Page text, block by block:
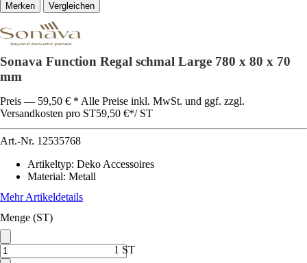
Vergleichen
Sonava Function Regal schmal Large 780 x 80 x 70
mm
Preis — 59,50 € * Alle Preise inkl. MwSt. und ggf. zzgl.
Versandkosten pro ST59,50 €*/ ST
Art.-Nr. 12535768
Artikeltyp: Deko Accessoires
Material: Metall
Mehr Artikeldetails
Menge (ST)
1 ST